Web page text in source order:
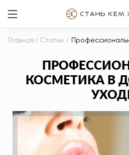
Главная / Статьи /
КОСМЕТИКА В